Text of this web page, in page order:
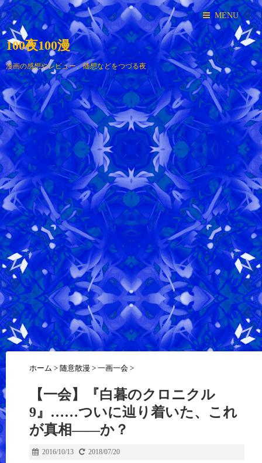
MENU
100夜100漫
漫画の感想やレビュー、随想などをつづる夜
ホーム > 随意散漫 > 一画一会 >
【一会】『白暮のクロニクル
9』……ついに辿り着いた、これ
が真相――か？
2016/10/13 2018/07/20